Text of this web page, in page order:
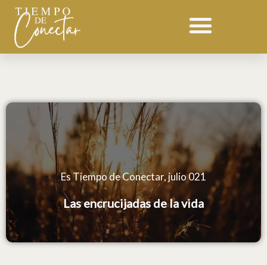
contenido
Devocional 021 julio
Es Tiempo de Conectar, julio 021
Las encrucijadas de la vida